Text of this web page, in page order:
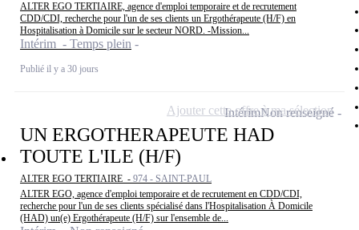
ALTER EGO TERTIAIRE, agence d'emploi temporaire et de recrutement
CDD/CDI, recherche pour l'un de ses clients un Ergothérapeute (H/F) en
Hospitalisation à Domicile sur le secteur NORD. -Mission...
Intérim - Temps plein
Publié il y a 30 jours
UN ERGOTHERAPEUTE HAD
TOUTE L'ILE (H/F)
ALTER EGO TERTIAIRE - 974 - SAINT-PAUL
ALTER EGO, agence d'emploi temporaire et de recrutement en CDD/CDI,
recherche pour l'un de ses clients spécialisé dans l'Hospitalisation À Domicile
(HAD) un(e) Ergothérapeute (H/F) sur l'ensemble de...
IntérimNon renseigné
Ajouter cette offre à ma sélection